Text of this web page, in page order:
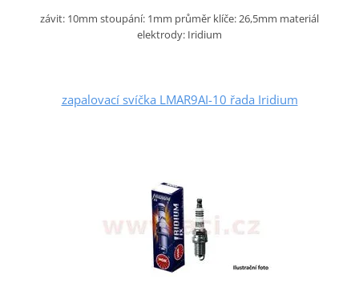
závit: 10mm stoupání: 1mm průměr klíče: 26,5mm materiál
elektrody: Iridium
zapalovací svíčka LMAR9AI-10 řada Iridium